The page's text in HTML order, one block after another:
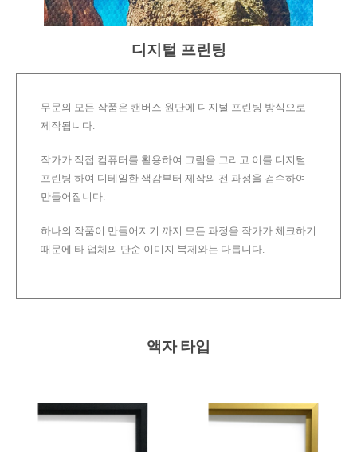
디지털 프린팅
무문의 모든 작품은 캔버스 원단에 디지털 프린팅 방식으로
제작됩니다.
작가가 직접 컴퓨터를 활용하여 그림을 그리고 이를 디지털
프린팅 하여 디테일한 색감부터 제작의 전 과정을 검수하여
만들어집니다.
하나의 작품이 만들어지기 까지 모든 과정을 작가가 체크하기
때문에 타 업체의 단순 이미지 복제와는 다릅니다.
액자 타입